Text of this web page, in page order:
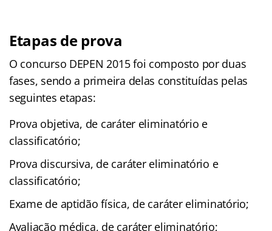
Etapas de prova
O concurso DEPEN 2015 foi composto por duas
fases, sendo a primeira delas constituídas pelas
seguintes etapas:
Prova objetiva, de caráter eliminatório e
classificatório;
Prova discursiva, de caráter eliminatório e
classificatório;
Exame de aptidão física, de caráter eliminatório;
Avaliação médica, de caráter eliminatório;